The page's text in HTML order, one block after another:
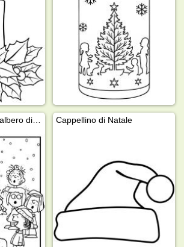
Cantare davanti all'albero di Natale Cappellino di Natale